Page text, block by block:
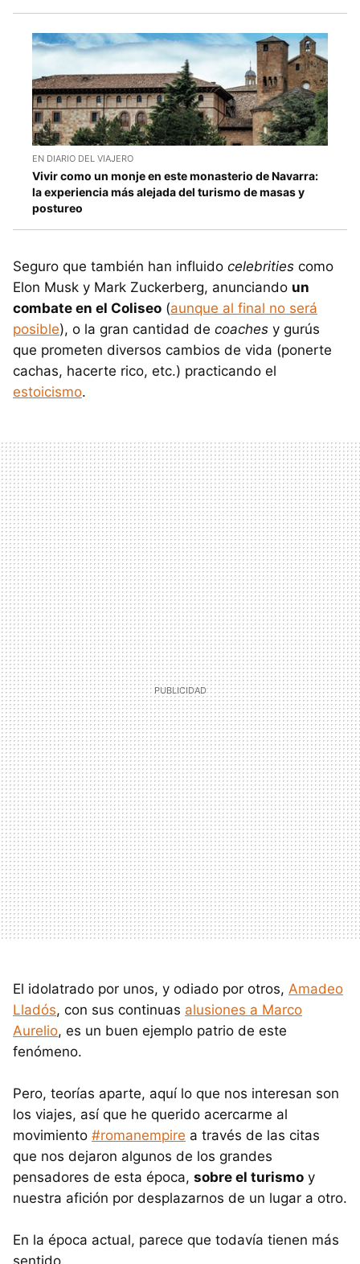
EN DIARIO DEL VIAJERO
Vivir como un monje en este monasterio de Navarra:
la experiencia más alejada del turismo de masas y
postureo
Seguro que también han influido celebrities como
Elon Musk y Mark Zuckerberg, anunciando un
combate en el Coliseo (aunque al final no será
posible), o la gran cantidad de coaches y gurús
que prometen diversos cambios de vida (ponerte
cachas, hacerte rico, etc.) practicando el
estoicismo.
El idolatrado por unos, y odiado por otros, Amadeo
Lladós, con sus continuas alusiones a Marco
Aurelio, es un buen ejemplo patrio de este
fenómeno.
Pero, teorías aparte, aquí lo que nos interesan son
los viajes, así que he querido acercarme al
movimiento #romanempire a través de las citas
que nos dejaron algunos de los grandes
pensadores de esta época, sobre el turismo y
nuestra afición por desplazarnos de un lugar a otro.
En la época actual, parece que todavía tienen más